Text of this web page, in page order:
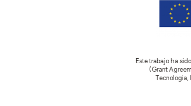
Este trabajo ha
(Grant
Tecnologia,